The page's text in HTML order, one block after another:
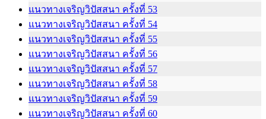
แนวทางเจริญวิปัสสนา ครั้งที่ 53
แนวทางเจริญวิปัสสนา ครั้งที่ 54
แนวทางเจริญวิปัสสนา ครั้งที่ 55
แนวทางเจริญวิปัสสนา ครั้งที่ 56
แนวทางเจริญวิปัสสนา ครั้งที่ 57
แนวทางเจริญวิปัสสนา ครั้งที่ 58
แนวทางเจริญวิปัสสนา ครั้งที่ 59
แนวทางเจริญวิปัสสนา ครั้งที่ 60